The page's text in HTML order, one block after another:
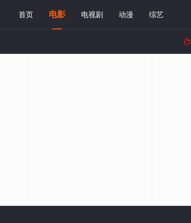
首页 电影 电视剧 动漫 综艺
